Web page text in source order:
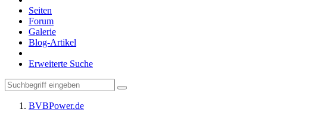
Seiten
Forum
Galerie
Blog-Artikel
Erweiterte Suche
BVBPower.de